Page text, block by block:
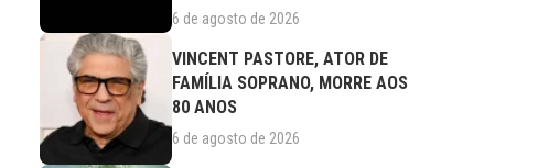
STREAMING
6 de agosto de 2026
VINCENT PASTORE, ATOR DE
FAMÍLIA SOPRANO, MORRE AOS
80 ANOS
6 de agosto de 2026